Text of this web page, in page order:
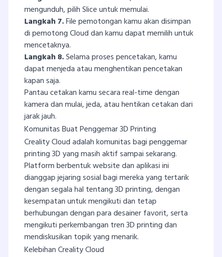
mengunduh, pilih Slice untuk memulai.
Langkah 7.File pemotongan kamu akan disimpan
di pemotong Cloud dan kamu dapat memilih untuk
mencetaknya.
Langkah 8.Selama proses pencetakan, kamu
dapat menjeda atau menghentikan pencetakan
kapan saja.
Pantau cetakan kamu secara real-time dengan
kamera dan mulai, jeda, atau hentikan cetakan dari
jarak jauh.
Komunitas Buat Penggemar 3D Printing
Creality Cloud adalah komunitas bagi penggemar
printing 3D yang masih aktif sampai sekarang.
Platform berbentuk website dan aplikasi ini
dianggap jejaring sosial bagi mereka yang tertarik
dengan segala hal tentang 3D printing, dengan
kesempatan untuk mengikuti dan tetap
berhubungan dengan para desainer favorit, serta
mengikuti perkembangan tren 3D printing dan
mendiskusikan topik yang menarik.
Kelebihan Creality Cloud